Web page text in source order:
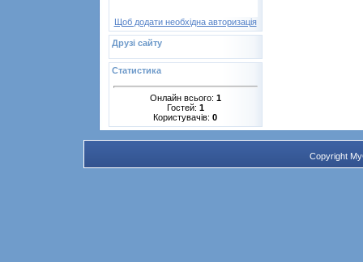
Щоб додати необхідна авторизація
Друзі сайту
Статистика
Онлайн всього: 1
Гостей: 1
Користувачів: 0
Copyright